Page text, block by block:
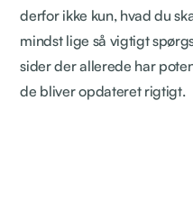
derfor ikke kun, hvad du
mindst lige så vigtigt
sider der allerede har
de bliver opdateret rigtigt.